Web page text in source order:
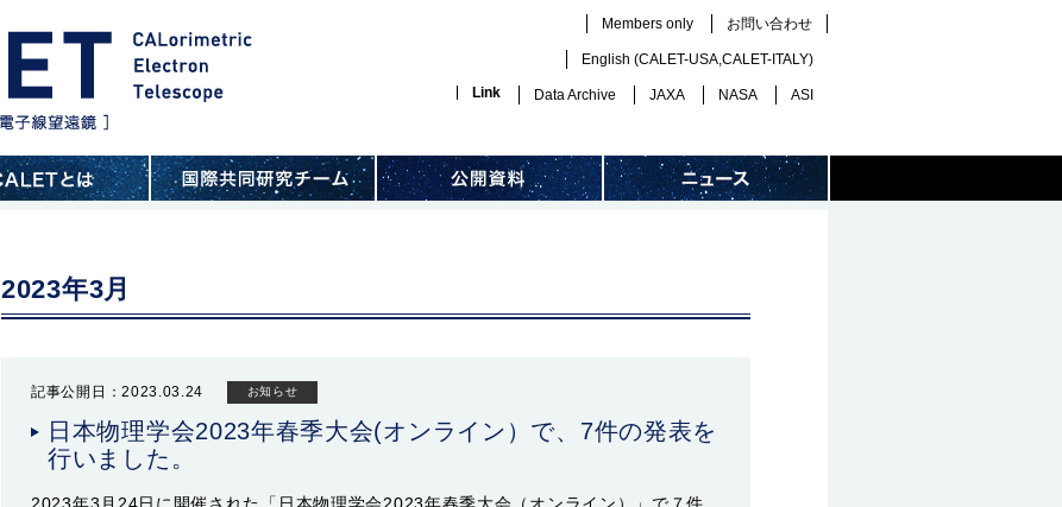
Members only お問い合わせ
English (CALET-USA,CALET-ITALY)
Link
Data Archive JAXA NASA ASI
2023年3月
記事公開日：2023.03.24 お知らせ
日本物理学会2023年春季大会(オンライン）で、7件の発表を
行いました。